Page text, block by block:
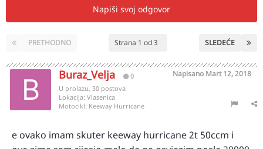
Napiši svoj odgovor
PRETHODNO SLEDEĆE
Strana 1 od 3
Buraz_Velja 0 Napisano Mart 12, 2018
U prolazu, 30 postova
Lokacija: Vlasenica
Motocikl: Keeway Hurricane
e ovako imam skuter keeway hurricane 2t 50ccm i